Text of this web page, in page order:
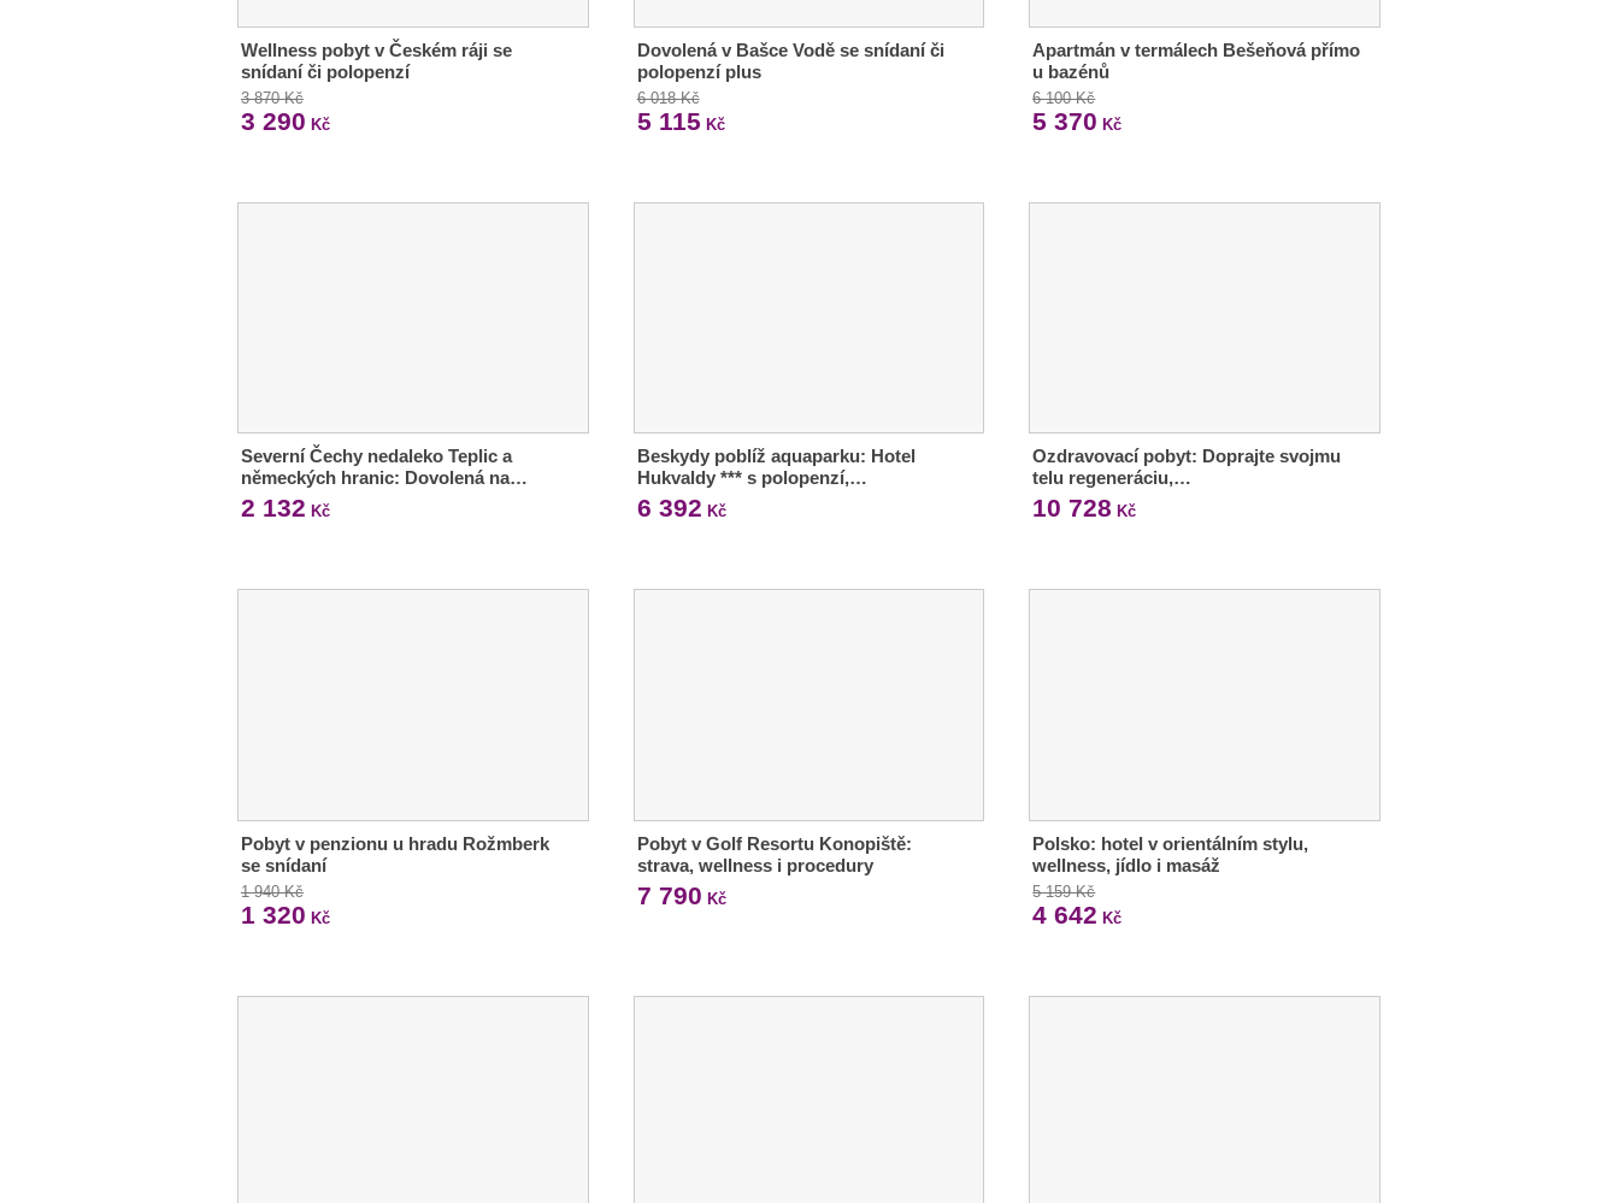
Wellness pobyt v Českém ráji se
snídaní či polopenzí
3 870 Kč
3 290 Kč
Dovolená v Bašce Vodě se snídaní či
polopenzí plus
6 018 Kč
5 115 Kč
Apartmán v termálech Bešeňová přímo
u bazénů
6 100 Kč
5 370 Kč
Severní Čechy nedaleko Teplic a
německých hranic: Dovolená na…
2 132 Kč
Beskydy poblíž aquaparku: Hotel
Hukvaldy *** s polopenzí,…
6 392 Kč
Ozdravovací pobyt: Doprajte svojmu
telu regeneráciu,…
10 728 Kč
Pobyt v penzionu u hradu Rožmberk
se snídaní
1 940 Kč
1 320 Kč
Pobyt v Golf Resortu Konopiště:
strava, wellness i procedury
7 790 Kč
Polsko: hotel v orientálním stylu,
wellness, jídlo i masáž
5 159 Kč
4 642 Kč